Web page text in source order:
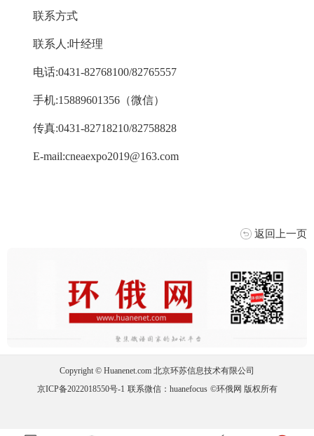
联系方式
联系人:叶经理
电话:0431-82768100/82765557
手机:15889601356（微信）
传真:0431-82718210/82758828
E-mail:cneaexpo2019@163.com
返回上一页
Copyright © Huanenet.com 北京环苏信息技术有限公司
京ICP备2022018550号-1 联系微信：huanefocus ©环俄网 版权所有